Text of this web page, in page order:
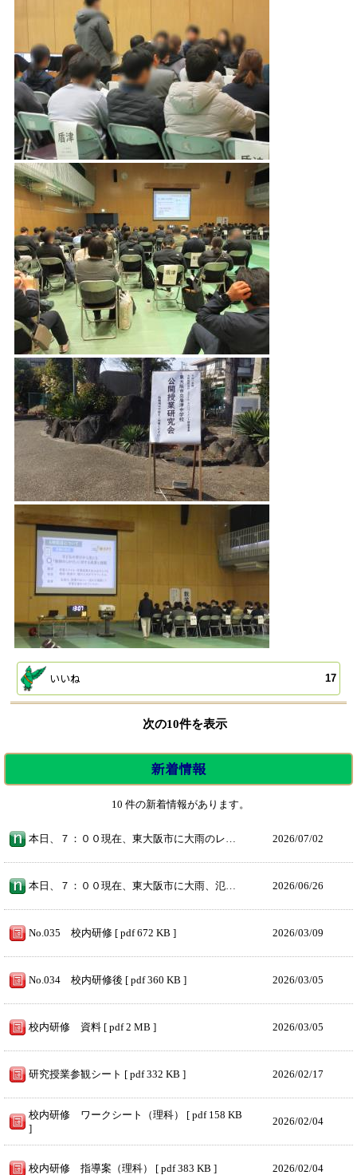
いいね 17
次の10件を表示
新着情報
10 件の新着情報があります。
本日、７：００現在、東大阪市に大雨のレベル3警報が発令されているため、休校といたします。必要な連絡は追っていたしますので、今後、保護者のみなさまにはSSWebを、子どもたちにはGoogle Classroomを注意して見ていただけるようお願いいたします 2026/07/02
本日、７：００現在、東大阪市に大雨、氾濫、土砂災害のレベル４特別警報が発令されているため休校といたします。本日行う予定であった定期考査は月曜日に延期といたします。月曜日の時程については、追って連絡いたします。今後、保護者のみなさまにはSSWebを、子どもたちにはGoogle Classroomを注意して見ていただけるようお願いいたします。 2026/06/26
No.035 校内研修 [ pdf 672 KB ] 2026/03/09
No.034 校内研修後 [ pdf 360 KB ] 2026/03/05
校内研修 資料 [ pdf 2 MB ] 2026/03/05
研究授業参観シート [ pdf 332 KB ] 2026/02/17
校内研修 ワークシート（理科） [ pdf 158 KB
]
2026/02/04
校内研修 指導案（理科） [ pdf 383 KB ] 2026/02/04